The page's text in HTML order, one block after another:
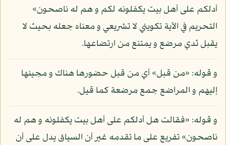
أدلكم على أهل بيت يكفلونه لكم و هم له ناصحون»
التحريم في الآية تكويني لا تشريعي و معناه جعله بحيث لا
يقبل ثدي مرضع و يمتنع من ارتضاعها.
و قوله: «من قبل» أي من قبل حضورها هناك و مجيئها
إليهم و المراضع جمع مرضعة كما قيل.
و قوله: «فقالت هل أدلكم على أهل بيت يكفلونه و هم له
ناصحون» تفريع على ما تقدمه غير أن السياق يدل على أن